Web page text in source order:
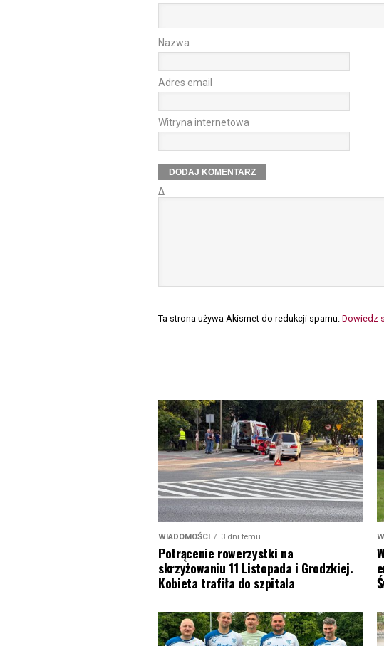
Nazwa
Adres email
Witryna internetowa
Δ
Ta strona używa Akismet do redukcji spamu. Dowiedz
WIADOMOŚCI 3 dni temu
Potrącenie rowerzystki na
skrzyżowaniu 11 Listopada i Grodzkiej.
Kobieta trafiła do szpitala